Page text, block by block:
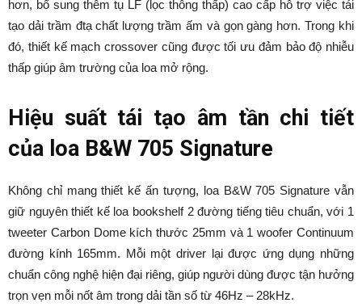
hơn, bổ sung thêm tụ LF (lọc thông thấp) cao cấp hỗ trợ việc tái
tạo dải trầm đtạ chất lượng trầm ấm và gọn gàng hơn. Trong khi
đó, thiết kế mạch crossover cũng được tối ưu đảm bảo độ nhiễu
thấp giúp âm trường của loa mở rộng.
Hiệu suất tái tạo âm tần chi tiết
của loa B&W 705 Signature
Không chỉ mang thiết kế ấn tượng, loa B&W 705 Signature vẫn
giữ nguyên thiết kế loa bookshelf 2 đường tiếng tiêu chuẩn, với 1
tweeter Carbon Dome kích thước 25mm và 1 woofer Continuum
đường kính 165mm. Mỗi một driver lại được ứng dụng những
chuẩn công nghệ hiện đại riêng, giúp người dùng được tận hưởng
trọn vẹn mỗi nốt âm trong dải tần số từ 46Hz – 28kHz.